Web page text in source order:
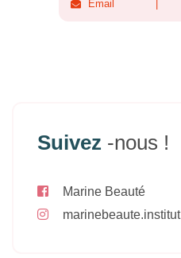
Email
Suivez -nous !
Marine Beauté
marinebeaute.institut